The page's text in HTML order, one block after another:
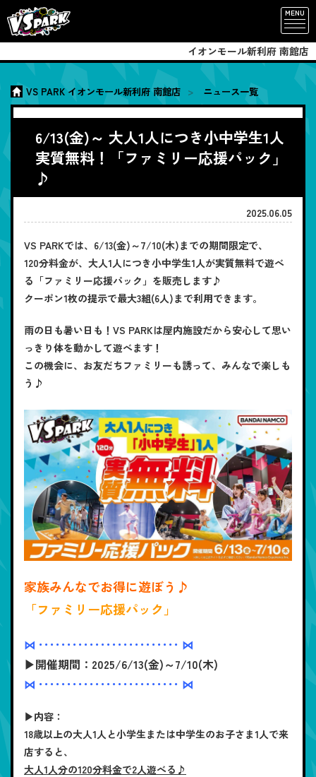
MENU
イオンモール新利府 南館店
VS PARK イオンモール新利府 南館店 ニュース一覧
6/13(金)～ 大人1人につき小中学生1人
実質無料！「ファミリー応援パック」
♪
2025.06.05
VS PARKでは、6/13(金)～7/10(木)までの期間限定で、
120分料金が、大人1人につき小中学生1人が実質無料で遊べ
る「ファミリー応援パック」を販売します♪
クーポン1枚の提示で最大3組(6人)まで利用できます。
雨の日も暑い日も！VS PARKは屋内施設だから安心して思い
っきり体を動かして遊べます！
この機会に、お友だちファミリーも誘って、みんなで楽しも
う♪
家族みんなでお得に遊ぼう♪
「ファミリー応援パック」
⋈ ･････････････････････････ ⋈
▶開催期間：2025/6/13(金)～7/10(木)
⋈ ･････････････････････････ ⋈
▶内容：
18歳以上の大人1人と小学生または中学生のお子さま1人で来
店すると、
大人1人分の120分料金で2人遊べる♪